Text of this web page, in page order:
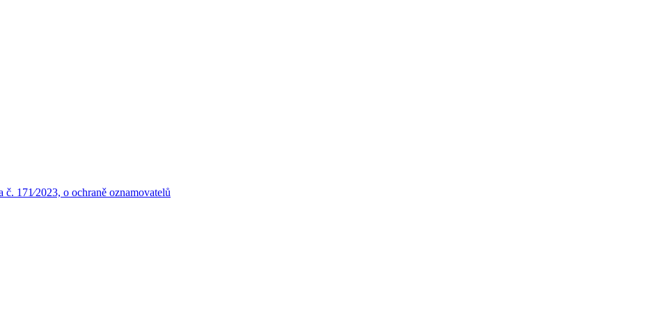
171⁄2023, o ochraně oznamovatelů